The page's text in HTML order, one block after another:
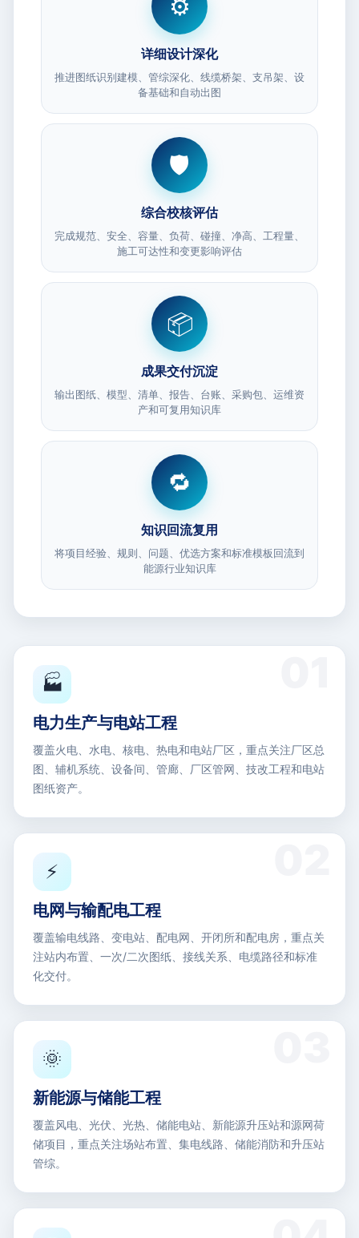
⚙️
详细设计深化
推进图纸识别建模、管综深化、线缆桥架、支吊架、设
备基础和自动出图
🛡️
综合校核评估
完成规范、安全、容量、负荷、碰撞、净高、工程量、
施工可达性和变更影响评估
📦
成果交付沉淀
输出图纸、模型、清单、报告、台账、采购包、运维资
产和可复用知识库
🔁
知识回流复用
将项目经验、规则、问题、优选方案和标准模板回流到
能源行业知识库
🏭
电力生产与电站工程
覆盖火电、水电、核电、热电和电站厂区，重点关注厂区总
图、辅机系统、设备间、管廊、厂区管网、技改工程和电站
图纸资产。
⚡
电网与输配电工程
覆盖输电线路、变电站、配电网、开闭所和配电房，重点关
注站内布置、一次/二次图纸、接线关系、电缆路径和标准
化交付。
🌞
新能源与储能工程
覆盖风电、光伏、光热、储能电站、新能源升压站和源网荷
储项目，重点关注场站布置、集电线路、储能消防和升压站
管综。